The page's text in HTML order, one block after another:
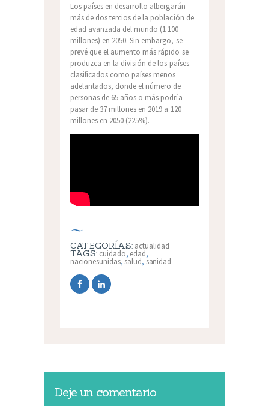
Los países en desarrollo albergarán
más de dos tercios de la población de
edad avanzada del mundo (1 100
millones) en 2050. Sin embargo, se
prevé que el aumento más rápido se
produzca en la división de los países
clasificados como países menos
adelantados, donde el número de
personas de 65 años o más podría
pasar de 37 millones en 2019 a 120
millones en 2050 (225%).
CATEGORÍAS: actualidad
TAGS: cuidado, edad,
nacionesunidas, salud, sanidad
Deje un comentario